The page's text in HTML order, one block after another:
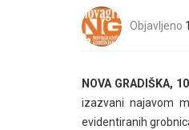
Objavljeno
NOVA GRADIŠKA,
izazvani najavom
evidentiranih